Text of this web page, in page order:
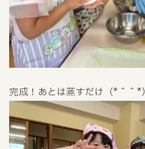
完成！あとは蒸すだけ（*＾＾*）